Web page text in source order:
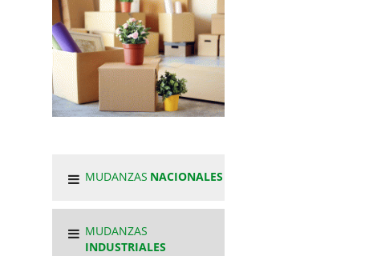
MUDANZAS NACIONALES
MUDANZAS
INDUSTRIALES